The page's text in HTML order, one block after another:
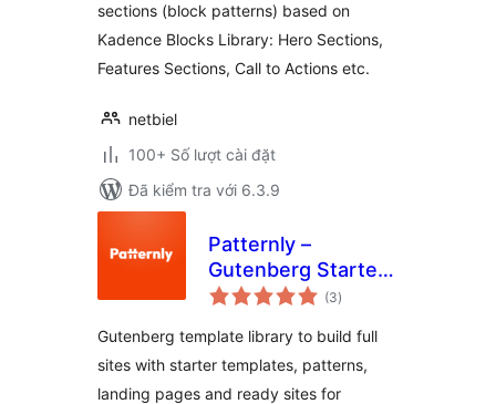
sections (block patterns) based on
Kadence Blocks Library: Hero Sections,
Features Sections, Call to Actions etc.
netbiel
100+ Số lượt cài đặt
Đã kiểm tra với 6.3.9
Patternly –
Gutenberg Starter
Templates,
WordPress Landing
Pages & Sites
(3tổng
đánh
)
Gutenberg template library to build full
sites with starter templates, patterns,
landing pages and ready sites for